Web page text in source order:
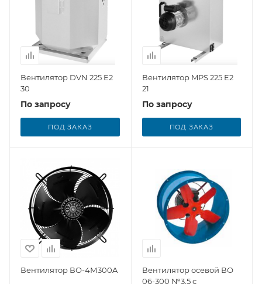
Вентилятор DVN 225 E2
30
По запросу
ПОД ЗАКАЗ
Вентилятор MPS 225 E2
21
По запросу
ПОД ЗАКАЗ
Вентилятор ВО-4М300A
Вентилятор осевой ВО
06-300 №3,5 с